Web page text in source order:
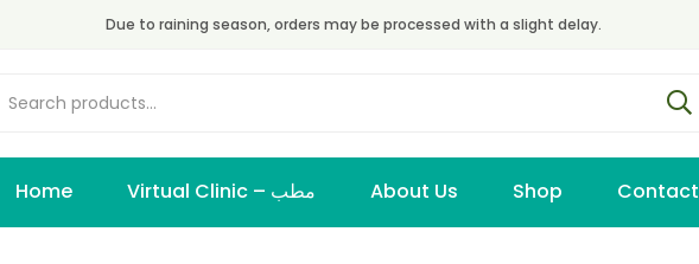
Due to raining season, orders may be processed with a slight delay.
Home Virtual Clinic – مطب About Us Shop Contact